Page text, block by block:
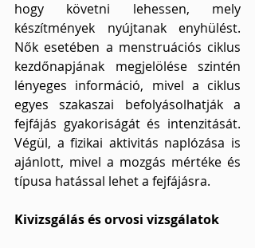
hogy követni lehessen, mely
készítmények nyújtanak enyhülést.
Nők esetében a menstruációs ciklus
kezdőnapjának megjelölése szintén
lényeges információ, mivel a ciklus
egyes szakaszai befolyásolhatják a
fejfájás gyakoriságát és intenzitását.
Végül, a fizikai aktivitás naplózása is
ajánlott, mivel a mozgás mértéke és
típusa hatással lehet a fejfájásra.
Kivizsgálás és orvosi vizsgálatok